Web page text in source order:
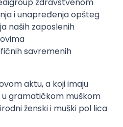
i unapređenja opšteg
naših zaposlenih
savremenih
aktu, a koji imaju
u gramatičkom muškom
ženski i muški pol lica